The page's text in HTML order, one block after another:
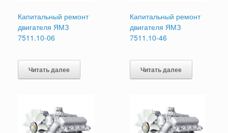
Капитальный ремонт
двигателя ЯМЗ
7511.10-06
Читать далее
Капитальный ремонт
двигателя ЯМЗ
7511.10-46
Читать далее